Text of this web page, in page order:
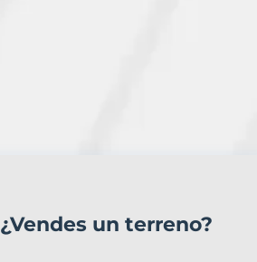
¿Vendes un terreno?